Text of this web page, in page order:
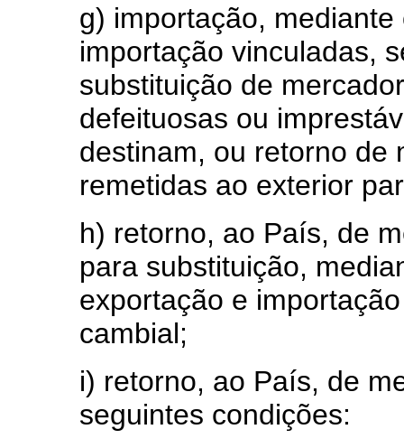
g) importação,
importação vinculadas,
substituição de
defeituosas ou
destinam, ou retorno de
remetidas ao exterior
h) retorno, ao País, de
para substituição,
exportação e
cambial;
i) retorno, ao País, de
seguintes condições: